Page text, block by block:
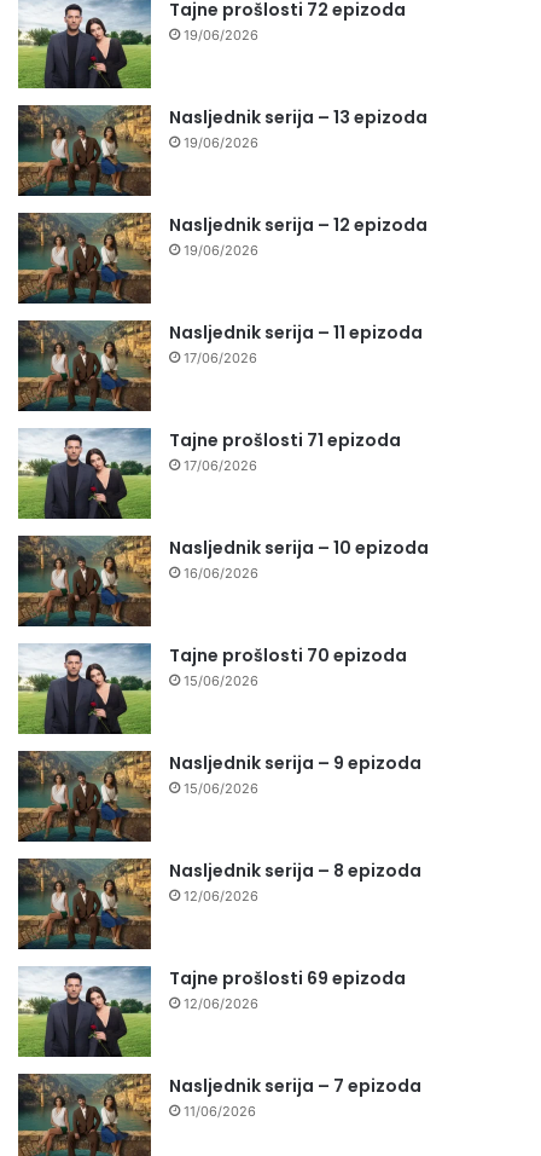
Tajne prošlosti 72 epizoda
19/06/2026
Nasljednik serija – 13 epizoda
19/06/2026
Nasljednik serija – 12 epizoda
19/06/2026
Nasljednik serija – 11 epizoda
17/06/2026
Tajne prošlosti 71 epizoda
17/06/2026
Nasljednik serija – 10 epizoda
16/06/2026
Tajne prošlosti 70 epizoda
15/06/2026
Nasljednik serija – 9 epizoda
15/06/2026
Nasljednik serija – 8 epizoda
12/06/2026
Tajne prošlosti 69 epizoda
12/06/2026
Nasljednik serija – 7 epizoda
11/06/2026